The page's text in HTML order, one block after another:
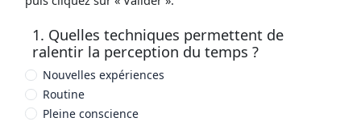
1. Quelles techniques permettent de
ralentir la perception du temps ?
Nouvelles expériences
Routine
Pleine conscience